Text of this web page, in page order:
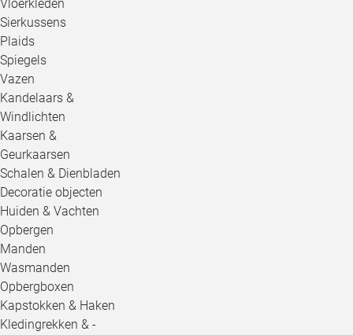
Vloerkleden
Sierkussens
Plaids
Spiegels
Vazen
Kandelaars &
Windlichten
Kaarsen &
Geurkaarsen
Schalen & Dienbladen
Decoratie objecten
Huiden & Vachten
Opbergen
Manden
Wasmanden
Opbergboxen
Kapstokken & Haken
Kledingrekken & -